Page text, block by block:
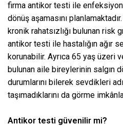
firma antikor testi ile enfeksiyon
dönüş aşamasını
kronik rahatsızlığı bulunan risk
antikor testi ile hastalığın ağır
korunabilir. Ayrıca 65 yaş üzeri
bulunan aile bireylerinin salgın
durumlarını bilerek sevdikleri
taşımadıklarını da görme
Antikor testi güvenilir mi?